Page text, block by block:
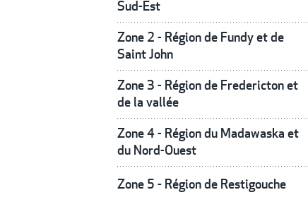
Sud-Est
Zone 2 - Région de Fundy et de
Saint John
Zone 3 - Région de Fredericton et
de la vallée
Zone 4 - Région du Madawaska et
du Nord-Ouest
Zone 5 - Région de Restigouche